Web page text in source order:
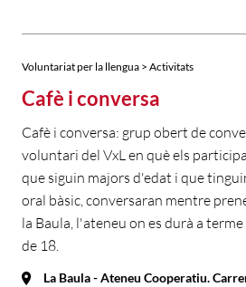
Voluntariat per la llengua > Activitats
Cafè i conversa
Cafè i conversa: grup obert de
voluntari del VxL en què els
que siguin majors d'edat i que
oral bàsic, conversaran mentre
la Baula, l'ateneu on es durà a
de 18.
La Baula - Ateneu Cooperatiu.